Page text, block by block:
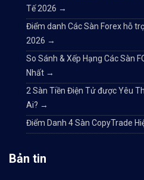
Tế 2026 →
Điểm danh Các Sàn Forex hỗ
2026 →
So Sánh & Xếp Hạng Các Sàn
Nhất →
2 Sàn Tiền Điện Tử được Yêu
Ai? →
Điểm Danh 4 Sàn CopyTrade
Bản tin